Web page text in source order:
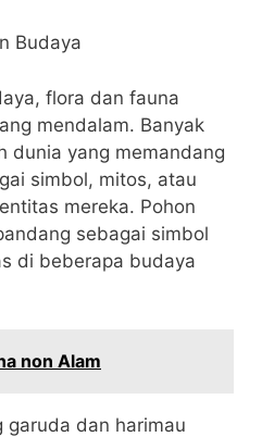
Budaya
flora dan fauna
mendalam. Banyak
dunia yang memandang
simbol, mitos, atau
mereka. Pohon
sebagai simbol
di beberapa budaya
non Alam
garuda dan harimau